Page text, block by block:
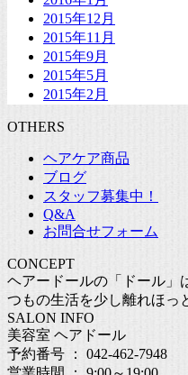
2015年12月
2015年11月
2015年9月
2015年5月
2015年2月
OTHERS
ヘアケア商品
ブログ
スタッフ募集中！
Q&A
お問合せフォーム
CONCEPT
ヘアードールの「ドール」
つもの生活を少し離れほっ
SALON INFO
美容室 ヘアドール
予約番号 ： 042-462-7948